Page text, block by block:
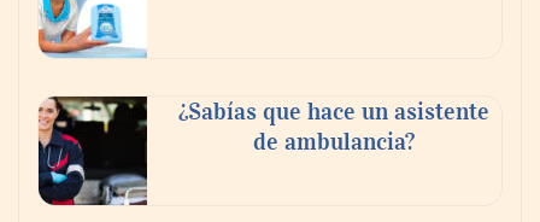
Reforestando con el Corazón regresa a
Sierra de Guadalupe
La cartera vencida hipotecaria aumenta al
doble de velocidad que la cartera sana en
¿Sabías que hace un asistente
de ambulancia?